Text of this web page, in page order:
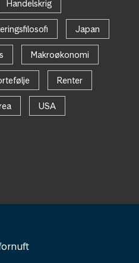
Handelskrig
Japan
Makroøkonomi
Renter
USA